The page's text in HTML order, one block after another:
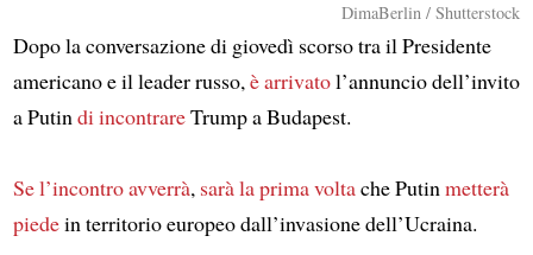
DimaBerlin / Shutterstock
Dopo la conversazione di giovedì scorso tra il Presidente
americano e il leader russo,è arrivatol’annuncio dell’invito
a Putindi incontrareTrump a Budapest.
Se l’incontro avverrà, saràla prima voltache Putinmetterà
piedein territorio europeo dall’invasione dell’Ucraina.